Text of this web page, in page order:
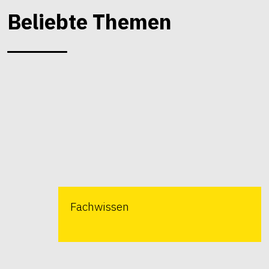
Beliebte Themen
Fachwissen